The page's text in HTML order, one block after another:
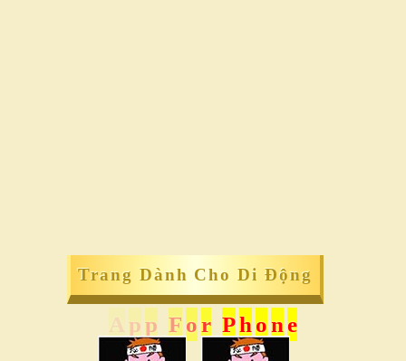
Trang Dành Cho Di Động
pp For Phone